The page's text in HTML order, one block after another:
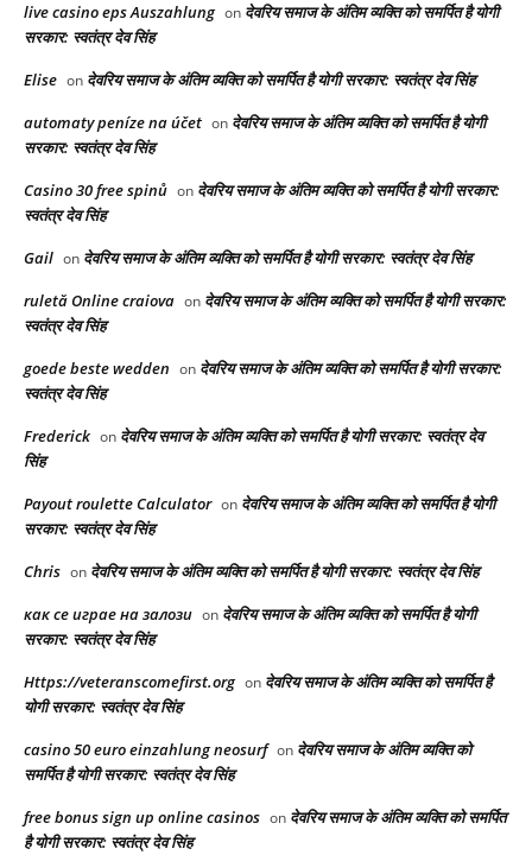
live casino eps Auszahlung on देवरिय समाज के अंतिम व्यक्ति को समर्पित है योगी
सरकार: स्वतंत्र देव सिंह
Elise on देवरिय समाज के अंतिम व्यक्ति को समर्पित है योगी सरकार: स्वतंत्र देव सिंह
automaty peníze na účet on देवरिय समाज के अंतिम व्यक्ति को समर्पित है योगी
सरकार: स्वतंत्र देव सिंह
Casino 30 free spinů on देवरिय समाज के अंतिम व्यक्ति को समर्पित है योगी सरकार:
स्वतंत्र देव सिंह
Gail on देवरिय समाज के अंतिम व्यक्ति को समर्पित है योगी सरकार: स्वतंत्र देव सिंह
ruletă Online craiova on देवरिय समाज के अंतिम व्यक्ति को समर्पित है योगी सरकार:
स्वतंत्र देव सिंह
goede beste wedden on देवरिय समाज के अंतिम व्यक्ति को समर्पित है योगी सरकार:
स्वतंत्र देव सिंह
Frederick on देवरिय समाज के अंतिम व्यक्ति को समर्पित है योगी सरकार: स्वतंत्र देव
सिंह
Payout roulette Calculator on देवरिय समाज के अंतिम व्यक्ति को समर्पित है योगी
सरकार: स्वतंत्र देव सिंह
Chris on देवरिय समाज के अंतिम व्यक्ति को समर्पित है योगी सरकार: स्वतंत्र देव सिंह
как се играе на залози on देवरिय समाज के अंतिम व्यक्ति को समर्पित है योगी
सरकार: स्वतंत्र देव सिंह
Https://veteranscomefirst.org on देवरिय समाज के अंतिम व्यक्ति को समर्पित है
योगी सरकार: स्वतंत्र देव सिंह
casino 50 euro einzahlung neosurf on देवरिय समाज के अंतिम व्यक्ति को
समर्पित है योगी सरकार: स्वतंत्र देव सिंह
free bonus sign up online casinos on देवरिय समाज के अंतिम व्यक्ति को समर्पित
है योगी सरकार: स्वतंत्र देव सिंह